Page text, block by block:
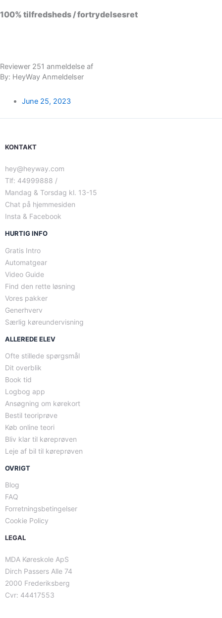
100% tilfredsheds / fortrydelsesret
Reviewer 251 anmeldelse af
By: HeyWay Anmeldelser
June 25, 2023
KONTAKT
hey@heyway.com
Tlf: 44999888 /
Mandag & Torsdag kl. 13-15
Chat på hjemmesiden
Insta & Facebook
HURTIG INFO
Gratis Intro
Automatgear
Video Guide
Find den rette løsning
Vores pakker
Generhverv
Særlig køreundervisning
ALLEREDE ELEV
Ofte stillede spørgsmål
Dit overblik
Book tid
Logbog app
Ansøgning om kørekort
Bestil teoriprøve
Køb online teori
Bliv klar til køreprøven
Leje af bil til køreprøven
OVRIGT
Blog
FAQ
Forretningsbetingelser
Cookie Policy
LEGAL
MDA Køreskole ApS
Dirch Passers Alle 74
2000 Frederiksberg
Cvr: 44417553